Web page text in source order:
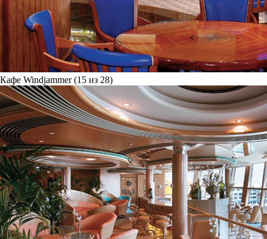
Кафе Windjammer (15 из 28)